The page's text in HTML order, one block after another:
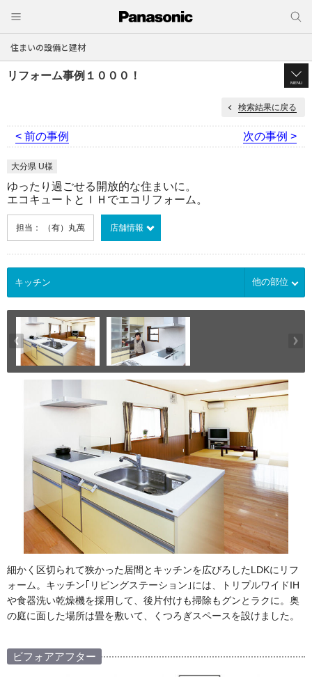
住まいの設備と建材
リフォーム事例１０００！
MENU
検索結果に戻る
< 前の事例 次の事例 >
大分県 U様
ゆったり過ごせる開放的な住まいに。
エコキュートとＩＨでエコリフォーム。
担当： （有）丸萬 店舗情報
他の部位
細かく区切られて狭かった居間とキッチンを広びろしたLDKにリフ
ォーム。キッチン｢リビングステーション｣には、トリプルワイドIH
や食器洗い乾燥機を採用して、後片付けも掃除もグンとラクに。奥
の庭に面した場所は畳を敷いて、くつろぎスペースを設けました。
ビフォアアフター